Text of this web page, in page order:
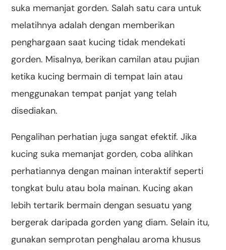
suka memanjat gorden. Salah satu cara untuk
melatihnya adalah dengan memberikan
penghargaan saat kucing tidak mendekati
gorden. Misalnya, berikan camilan atau pujian
ketika kucing bermain di tempat lain atau
menggunakan tempat panjat yang telah
disediakan.
Pengalihan perhatian juga sangat efektif. Jika
kucing suka memanjat gorden, coba alihkan
perhatiannya dengan mainan interaktif seperti
tongkat bulu atau bola mainan. Kucing akan
lebih tertarik bermain dengan sesuatu yang
bergerak daripada gorden yang diam. Selain itu,
gunakan semprotan penghalau aroma khusus